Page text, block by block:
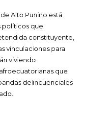
Alto Punino está
políticos que
constituyente,
vinculaciones para
viviendo
que
delincuenciales